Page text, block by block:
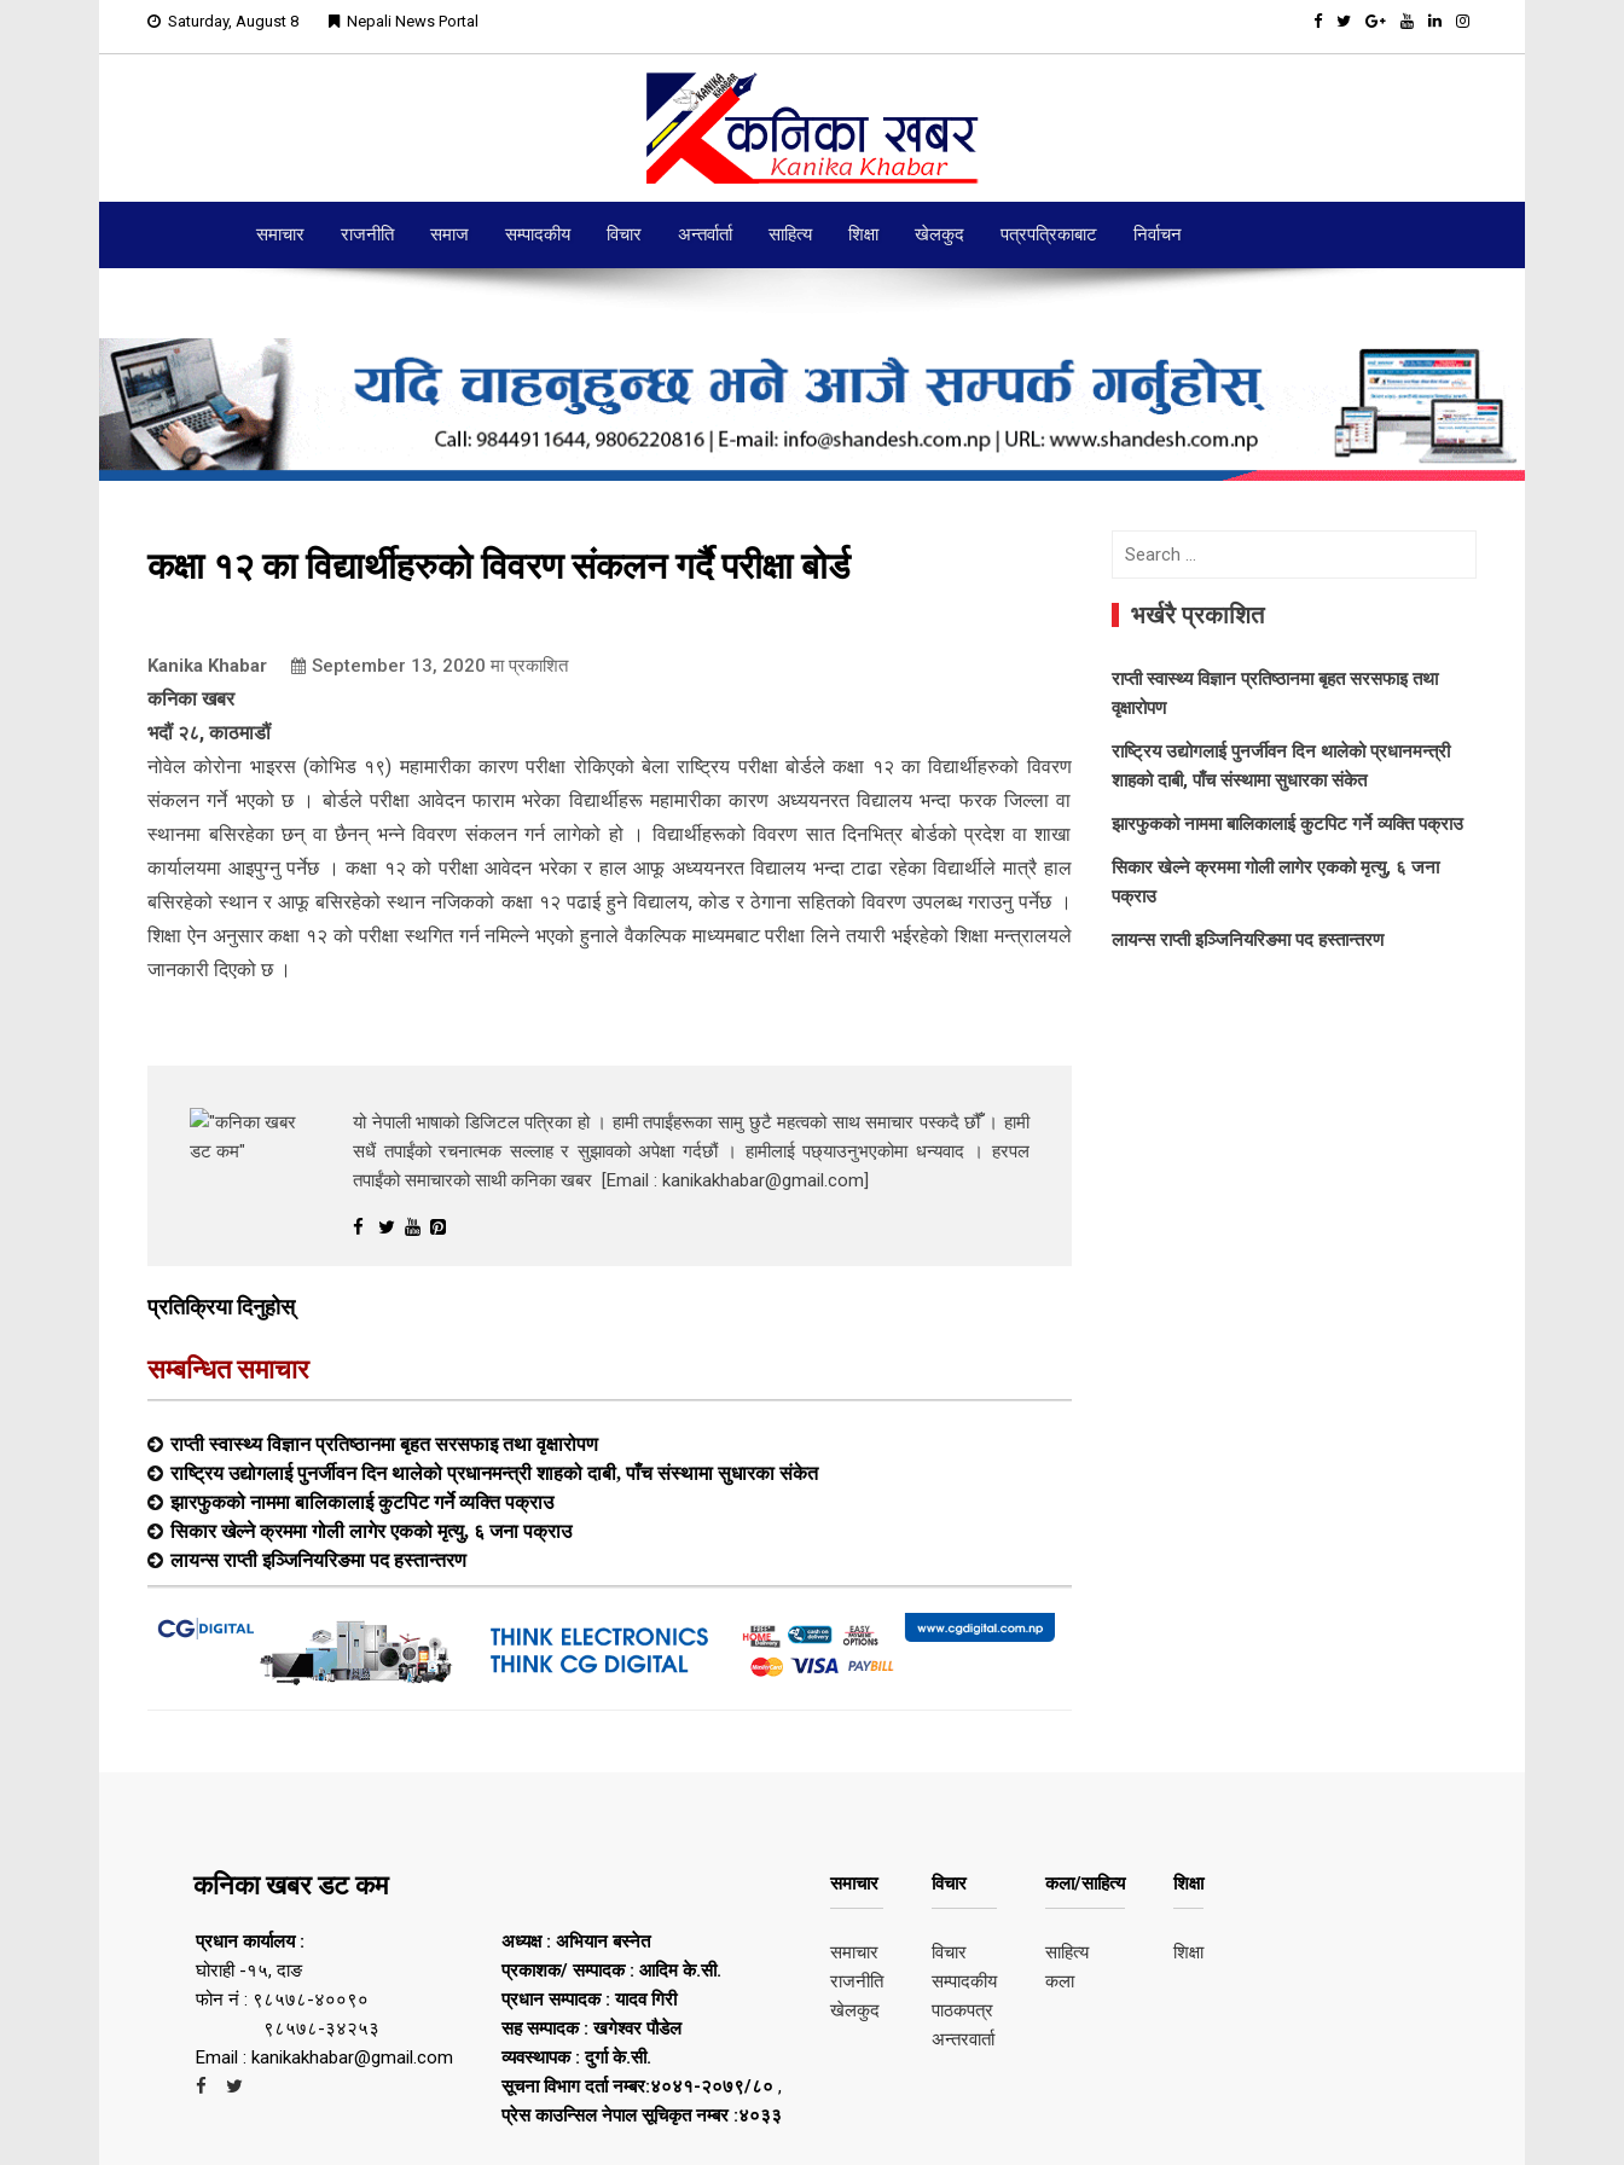
Saturday, August 8 Nepali News Portal
समाचार राजनीति समाज सम्पादकीय विचार अन्तर्वार्ता साहित्य शिक्षा खेलकुद पत्रपत्रिकाबाट निर्वाचन
कक्षा १२ का विद्यार्थीहरुको विवरण संकलन गर्दै परीक्षा बोर्ड
Kanika Khabar September 13, 2020 मा प्रकाशित
कनिका खबर
भदौं २८, काठमाडौं
नोवेल कोरोना भाइरस (कोभिड १९) महामारीका कारण परीक्षा रोकिएको बेला राष्ट्रिय परीक्षा बोर्डले कक्षा १२ का विद्यार्थीहरुको विवरण
संकलन गर्ने भएको छ । बोर्डले परीक्षा आवेदन फाराम भरेका विद्यार्थीहरू महामारीका कारण अध्ययनरत विद्यालय भन्दा फरक जिल्ला वा
स्थानमा बसिरहेका छन् वा छैनन् भन्ने विवरण संकलन गर्न लागेको हो । विद्यार्थीहरूको विवरण सात दिनभित्र बोर्डको प्रदेश वा शाखा
कार्यालयमा आइपुग्नु पर्नेछ । कक्षा १२ को परीक्षा आवेदन भरेका र हाल आफू अध्ययनरत विद्यालय भन्दा टाढा रहेका विद्यार्थीले मात्रै हाल
बसिरहेको स्थान र आफू बसिरहेको स्थान नजिकको कक्षा १२ पढाई हुने विद्यालय, कोड र ठेगाना सहितको विवरण उपलब्ध गराउनु पर्नेछ ।
शिक्षा ऐन अनुसार कक्षा १२ को परीक्षा स्थगित गर्न नमिल्ने भएको हुनाले वैकल्पिक माध्यमबाट परीक्षा लिने तयारी भईरहेको शिक्षा मन्त्रालयले
जानकारी दिएको छ ।
यो नेपाली भाषाको डिजिटल पत्रिका हो । हामी तपाईंहरूका सामु छुटै महत्वको साथ समाचार पस्कदै छौँँ । हामी
सधैं तपाईंको रचनात्मक सल्लाह र सुझावको अपेक्षा गर्दछौं । हामीलाई पछ्याउनुभएकोमा धन्यवाद । हरपल
तपाईंको समाचारको साथी कनिका खबर [Email : kanikakhabar@gmail.com]
प्रतिक्रिया दिनुहोस्
सम्बन्धित समाचार
राप्ती स्वास्थ्य विज्ञान प्रतिष्ठानमा बृहत सरसफाइ तथा वृक्षारोपण
राष्ट्रिय उद्योगलाई पुनर्जीवन दिन थालेको प्रधानमन्त्री शाहको दाबी, पाँच संस्थामा सुधारका संकेत
झारफुकको नाममा बालिकालाई कुटपिट गर्ने व्यक्ति पक्राउ
सिकार खेल्ने क्रममा गोली लागेर एकको मृत्यु, ६ जना पक्राउ
लायन्स राप्ती इञ्जिनियरिङमा पद हस्तान्तरण
Search
भर्खरै प्रकाशित
राप्ती स्वास्थ्य विज्ञान प्रतिष्ठानमा बृहत सरसफाइ तथा
वृक्षारोपण
राष्ट्रिय उद्योगलाई पुनर्जीवन दिन थालेको प्रधानमन्त्री
शाहको दाबी, पाँच संस्थामा सुधारका संकेत
झारफुकको नाममा बालिकालाई कुटपिट गर्ने व्यक्ति पक्राउ
सिकार खेल्ने क्रममा गोली लागेर एकको मृत्यु, ६ जना
पक्राउ
लायन्स राप्ती इञ्जिनियरिङमा पद हस्तान्तरण
कनिका खबर डट कम
प्रधान कार्यालय :
घोराही -१५, दाङ
फोन नं : ९८५७८-४००९०
९८५७८-३४२५३
Email : kanikakhabar@gmail.com
अध्यक्ष : अभियान बस्नेत
प्रकाशक/ सम्पादक : आदिम के.सी.
प्रधान सम्पादक : यादव गिरी
सह सम्पादक : खगेश्वर पौडेल
व्यवस्थापक : दुर्गा के.सी.
सूचना विभाग दर्ता नम्बर:४०४१-२०७९/८० ,
प्रेस काउन्सिल नेपाल सूचिकृत नम्बर :४०३३
समाचार
समाचार
राजनीति
खेलकुद
विचार
विचार
सम्पादकीय
पाठकपत्र
अन्तरवार्ता
कला/साहित्य
साहित्य
कला
शिक्षा
शिक्षा